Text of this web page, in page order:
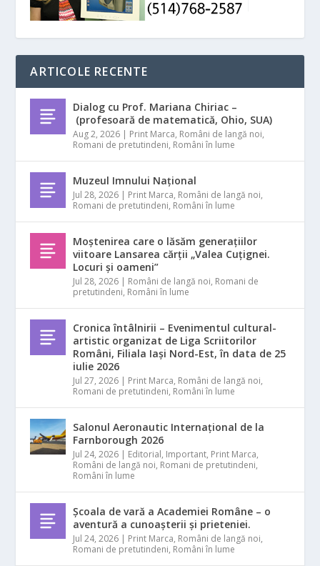
ARTICOLE RECENTE
Dialog cu Prof. Mariana Chiriac –
(profesoară de matematică, Ohio, SUA)
Aug 2, 2026 | Print Marca, Români de langă noi,
Romani de pretutindeni, Români în lume
Muzeul Imnului Național
Jul 28, 2026 | Print Marca, Români de langă noi,
Romani de pretutindeni, Români în lume
Moștenirea care o lăsăm generațiilor
viitoare Lansarea cărții „Valea Cuțignei.
Locuri și oameni”
Jul 28, 2026 | Români de langă noi, Romani de
pretutindeni, Români în lume
Cronica întâlnirii – Evenimentul cultural-
artistic organizat de Liga Scriitorilor
Români, Filiala Iași Nord-Est, în data de 25
iulie 2026
Jul 27, 2026 | Print Marca, Români de langă noi,
Romani de pretutindeni, Români în lume
Salonul Aeronautic Internațional de la
Farnborough 2026
Jul 24, 2026 | Editorial, Important, Print Marca,
Români de langă noi, Romani de pretutindeni,
Români în lume
Școala de vară a Academiei Române – o
aventură a cunoașterii și prieteniei.
Jul 24, 2026 | Print Marca, Români de langă noi,
Romani de pretutindeni, Români în lume